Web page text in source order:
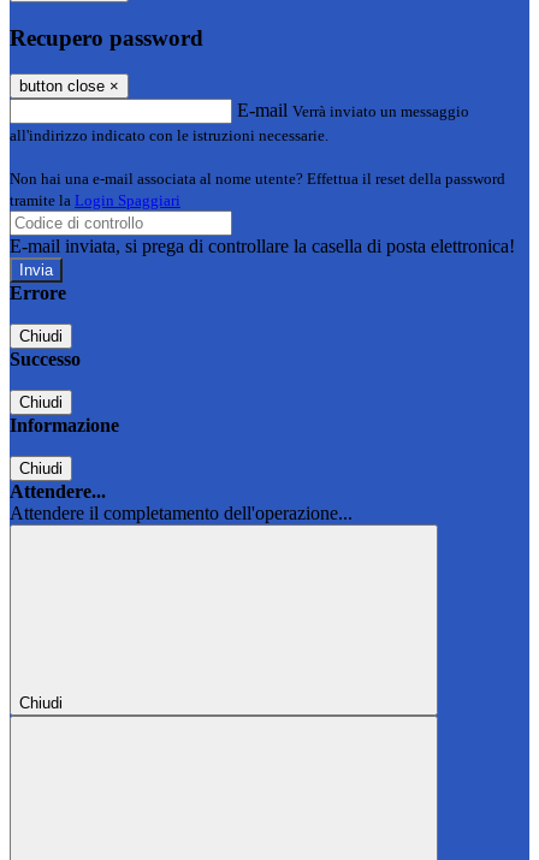
Recupero password
button close ×
E-mail Verrà inviato un messaggio
all'indirizzo indicato con le istruzioni necessarie.
Non hai una e-mail associata al nome utente? Effettua il reset della password
tramite la Login Spaggiari
E-mail inviata, si prega di controllare la casella di posta elettronica!
Errore
Chiudi
Successo
Chiudi
Informazione
Chiudi
Attendere...
Attendere il completamento dell'operazione...
Chiudi